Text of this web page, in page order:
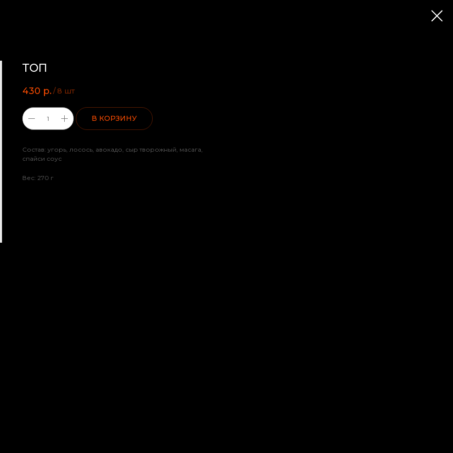
ТОП
430 р./8 шт
В КОРЗИНУ
Состав: угорь, лосось, авокадо, сыр творожный, масага,
спайси соус
Вес: 270 г